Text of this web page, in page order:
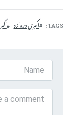
TAGS اکبری دروازہ